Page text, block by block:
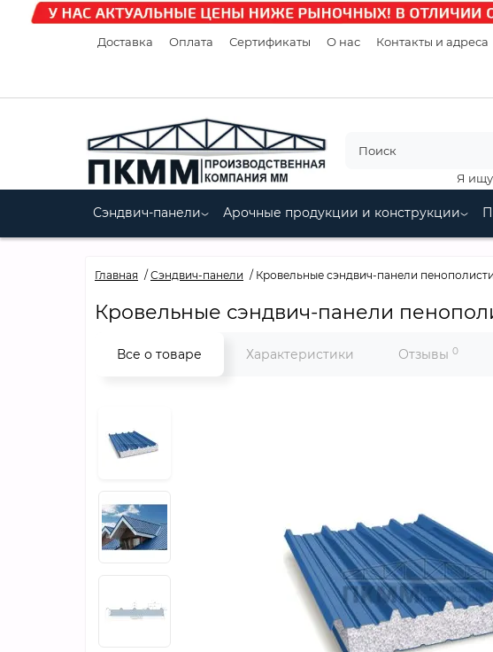
Доставка Оплата Сертификаты О нас Контакты и адреса
Я
Сэндвич-панели Арочные продукции и конструкции
Главная Сэндвич-панели Кровельные сэндвич-панели
Кровельные сэндвич-панели
Все о товаре Характеристики Отзывы 0